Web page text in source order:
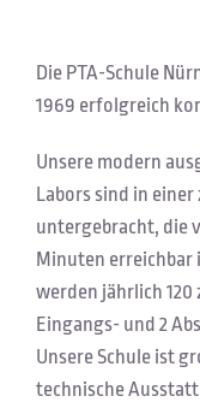
Die PTA-Schule
1969 erfolgreich
Unsere modern
Labors sind in
untergebracht, die
Minuten erreichbar
werden jährlich 120
Eingangs- und 2
Unsere Schule ist
technische